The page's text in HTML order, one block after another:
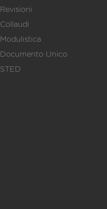
Revisioni
Collaudi
Modulistica
Documento Unico
STED